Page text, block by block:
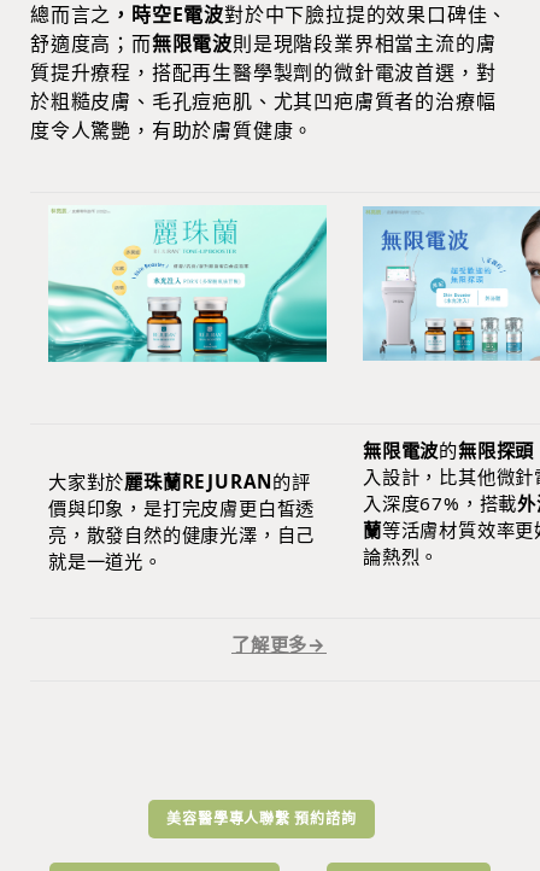
總而言之 ，時空E電波對於中下臉拉提的效果口碑佳、
舒適度高；而無限電波則是現階段業界相當主流的膚
質提升療程，搭配再生醫學製劑的微針電波首選，對
於粗糙皮膚、毛孔痘疤肌、尤其凹疤膚質者的治療幅
度令人驚艷，有助於膚質健康。
大家對於麗珠蘭REJURAN的評
價與印象，是打完皮膚更白皙透
亮，散發自然的健康光澤，自己
就是一道光。
無限電波的無限探頭
入設計，比其他微
入深度67%，搭載
蘭等活膚材質效率
論熱烈。
了解更多→